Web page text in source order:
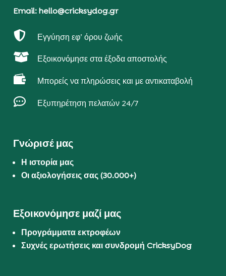
Email: hello@cricksydog.gr
 Εγγύηση εφ’ όρου ζωής
 Εξοικονόμησε στα έξοδα αποστολής
 Μπορείς να πληρώσεις και με αντικαταβολή
 Εξυπηρέτηση πελατών 24/7
Γνώρισέ μας
Η ιστορία μας
Οι αξιολογήσεις σας (30.000+)
Εξοικονόμησε μαζί μας
Προγράμματα εκτροφέων
Συχνές ερωτήσεις και συνδρομή CricksyDog